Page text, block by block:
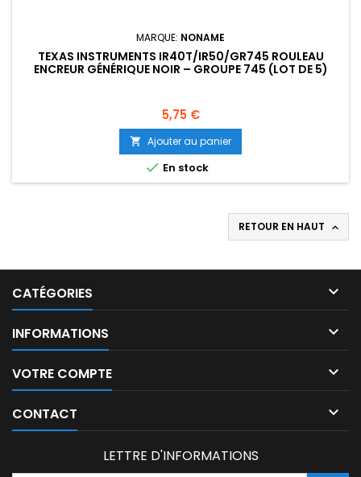
MARQUE: NONAME
TEXAS INSTRUMENTS IR40T/IR50/GR745 ROULEAU
ENCREUR GÉNÉRIQUE NOIR – GROUPE 745 (LOT DE 5)
Prix
5,75 €
 Ajouter au panier
 En stock
RETOUR EN HAUT 
CATÉGORIES 
INFORMATIONS 
VOTRE COMPTE 
CONTACT 
LETTRE D'INFORMATIONS